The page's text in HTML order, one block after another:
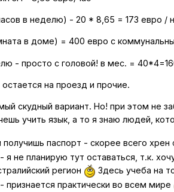
в неделю) - 20 * 8,65 = 173 евро /
в доме) = 400 евро с
- просто с головой! в мес. =
на проезд и прочие.
скудный вариант. Но! при этом не
учить язык, а то я знаю людей,
паспорт - скорее всего
не планирую тут оставаться, т.к.
регион
Здесь учеба на
практически во всем мире